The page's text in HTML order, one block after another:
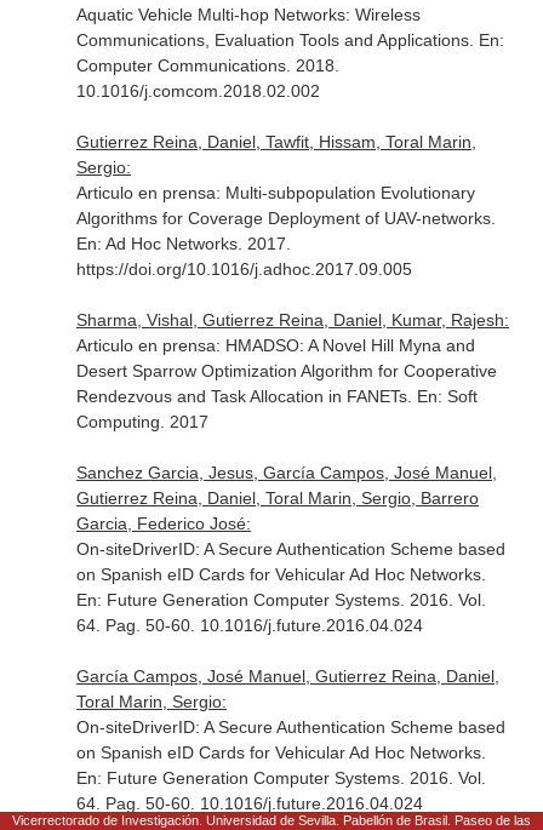
Aquatic Vehicle Multi-hop Networks: Wireless
Communications, Evaluation Tools and Applications. En:
Computer Communications. 2018.
10.1016/j.comcom.2018.02.002
Gutierrez Reina, Daniel, Tawfit, Hissam, Toral Marin,
Sergio:
Articulo en prensa: Multi-subpopulation Evolutionary
Algorithms for Coverage Deployment of UAV-networks.
En: Ad Hoc Networks. 2017.
https://doi.org/10.1016/j.adhoc.2017.09.005
Sharma, Vishal, Gutierrez Reina, Daniel, Kumar, Rajesh:
Articulo en prensa: HMADSO: A Novel Hill Myna and
Desert Sparrow Optimization Algorithm for Cooperative
Rendezvous and Task Allocation in FANETs. En: Soft
Computing . 2017
Sanchez Garcia, Jesus, García Campos, José Manuel,
Gutierrez Reina, Daniel, Toral Marin, Sergio, Barrero
Garcia, Federico José:
On-siteDriverID: A Secure Authentication Scheme based
on Spanish eID Cards for Vehicular Ad Hoc Networks.
En: Future Generation Computer Systems. 2016. Vol.
64. Pag. 50-60. 10.1016/j.future.2016.04.024
García Campos, José Manuel, Gutierrez Reina, Daniel,
Toral Marin, Sergio:
On-siteDriverID: A Secure Authentication Scheme based
on Spanish eID Cards for Vehicular Ad Hoc Networks.
En: Future Generation Computer Systems. 2016. Vol.
64. Pag. 50-60. 10.1016/j.future.2016.04.024
Vicerrectorado de Investigación. Universidad de Sevilla. Pabellón de Brasil. Paseo de las